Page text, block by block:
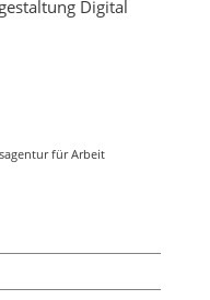
Digital
für Arbeit